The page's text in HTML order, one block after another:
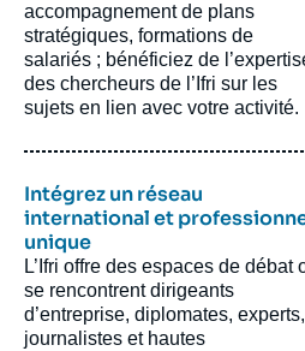
accompagnement de plans
stratégiques, formations de
salariés ; bénéficiez de
des chercheurs de l’Ifri sur les
sujets en lien avec votre activité.
Intégrez un réseau
international et
unique
L’Ifri offre des espaces de débat
se rencontrent dirigeants
d’entreprise, diplomates, experts,
journalistes et hautes